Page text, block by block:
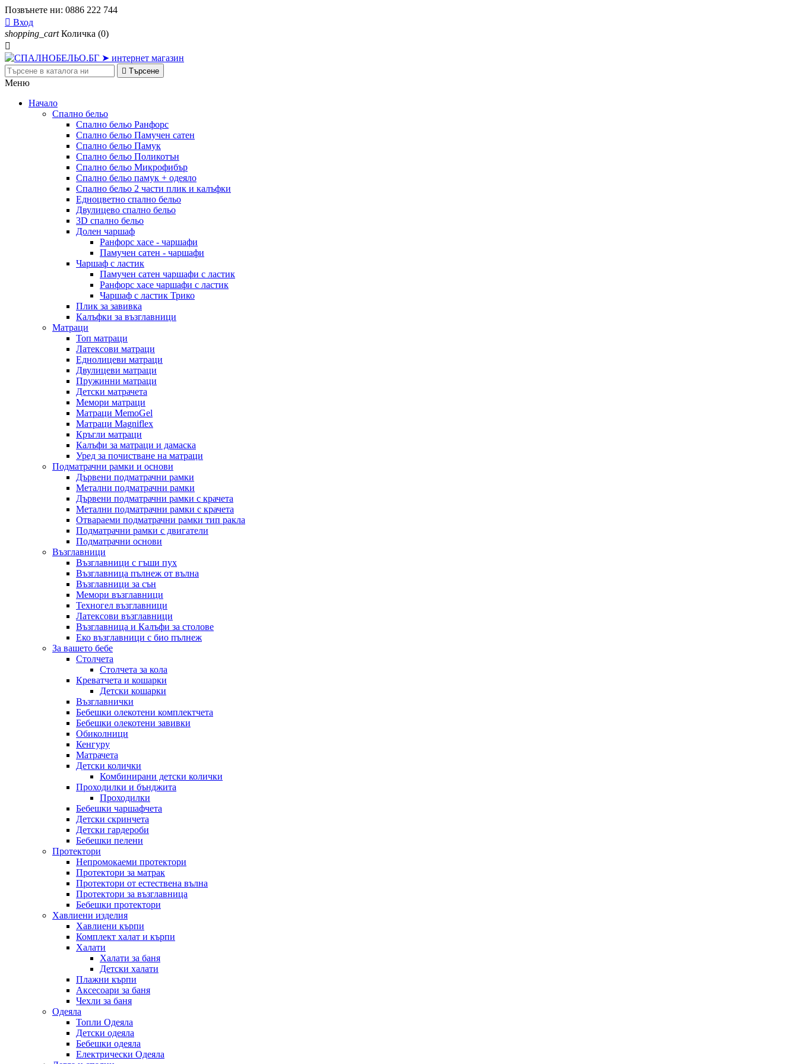
Позвънете ни: 0886 222 744
 Вход
shopping_cart Количка (0)

 Търсене
Меню
Начало
Спално бельо
Спално бельо Ранфорс
Спално бельо Памучен сатен
Спално бельо Памук
Спално бельо Поликотън
Спално бельо Микрофибър
Спално бельо памук + одеяло
Спално бельо 2 части плик и калъфки
Eдноцветно спално бельо
Двулицево спално бельо
3D спално бельо
Долен чаршаф
Ранфорс хасе - чаршафи
Памучен сатен - чаршафи
Чаршаф с ластик
Памучен сатен чаршафи с ластик
Ранфорс хасе чаршафи с ластик
Чаршаф с ластик Трико
Плик за завивкa
Калъфки за възглавници
Матраци
Топ матраци
Латексови матраци
Еднолицеви матраци
Двулицеви матраци
Пружинни матраци
Детски матрачета
Мемори матраци
Mатраци MemoGel
Матраци Мagniflex
Кръгли матраци
Калъфи за матраци и дамаска
Уред за почистване на матраци
Подматрачни рамки и основи
Дървени подматрачни рамки
Метални подматрачни рамки
Дървени подматрачни рамки с крачета
Метални подматрачни рамки с крачета
Отвараеми подматрачни рамки тип ракла
Подматрачни рамки с двигатели
Подматрачни основи
Възглавници
Възглавници с гъши пух
Възглавница пълнеж от вълна
Възглавници за сън
Мемори възглавници
Техногел възглавници
Латексови възглавници
Възглавница и Калъфи за столове
Еко възглавници с био пълнеж
За вашето бебе
Столчета
Столчета за кола
Креватчета и кошарки
Детски кошарки
Възглавнички
Бебешки oлекотени комплектчета
Бебешки олекотени завивки
Обиколници
Кенгуру
Матрачета
Детски колички
Комбинирани детски колички
Проходилки и бънджита
Проходилки
Бебешки чаршафчета
Детски скринчета
Детски гардероби
Бебешки пелени
Протектори
Непромокаеми протектори
Протектори за матрак
Протектори от естествена вълна
Протектори за възглавница
Бебешки протектори
Хавлиени изделия
Хавлиени кърпи
Комплект халат и кърпи
Халати
Халати за баня
Детски халати
Плажни кърпи
Аксесоари за баня
Чехли за баня
Одеяла
Топли Одеяла
Детски одеяла
Бебешки одеяла
Електрически Одеяла